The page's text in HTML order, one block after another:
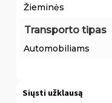
Žieminės
Transporto tipas
Automobiliams
Siųsti užklausą